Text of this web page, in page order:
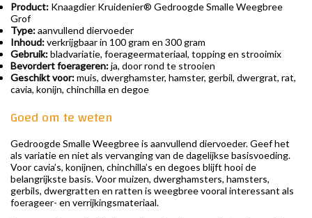
Product: Knaagdier Kruidenier® Gedroogde Smalle Weegbree
Grof
Type:aanvullend diervoeder
Inhoud:verkrijgbaar in 100 gram en 300 gram
Gebruik:bladvariatie, foerageermateriaal, topping en strooimix
Bevordert foerageren:ja, door rond te strooien
Geschikt voor:muis, dwerghamster, hamster, gerbil, dwergrat, rat,
cavia, konijn, chinchilla en degoe
Goed om te weten
Gedroogde Smalle Weegbree is aanvullend diervoeder. Geef het
als variatie en niet als vervanging van de dagelijkse basisvoeding.
Voor cavia’s, konijnen, chinchilla’s en degoes blijft hooi de
belangrijkste basis. Voor muizen, dwerghamsters, hamsters,
gerbils, dwergratten en ratten is weegbree vooral interessant als
foerageer- en verrijkingsmateriaal.